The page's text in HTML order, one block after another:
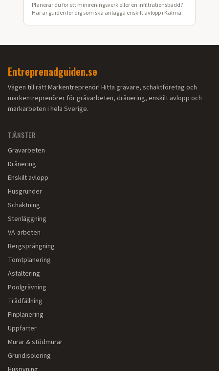
Planerar du för ett minireningsverk eller en infiltrationsbädd?
Här är guiden för dig som ska anlägga enskilt avlopp i Kalmar
Entreprenadguiden.se
Vägen till rätt Markentreprenör! Hitta grävare, schaktföretag och
markentreprenörer för grävarbeten, dränering, enskilt avlopp och
markarbeten i hela Sverige.
TJÄNSTER
Grävarbeten
Dränering
Enskilt avlopp
Husgrunder
Schaktning
Stenläggning
VA-arbeten
Bergsprängning
Tomtplanering
Asfaltering
Poolgrävning
Trädfällning
Finplanering
Uppfarter
Murar & stödmurar
Grundisolering